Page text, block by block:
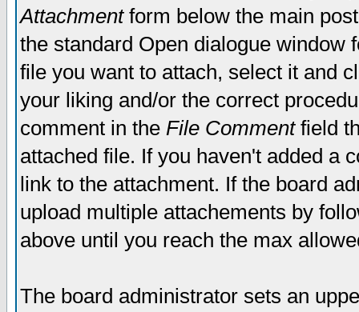
Attachmentform below the main
the standard Open dialogue window
file you want to attach, select it and
your liking and/or the correct
comment in the File Commentfield
attached file. If you haven't added a
link to the attachment. If the board
upload multiple attachements by
above until you reach the max
The board administrator sets an